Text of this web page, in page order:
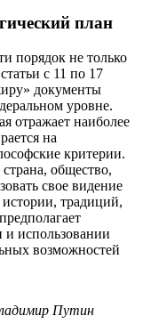
план
порядок не только
с 11 по 17
документы
уровне.
отражает наиболее
на
критерии.
общество,
свое видение
традиций,
и использовании
возможностей
Путин